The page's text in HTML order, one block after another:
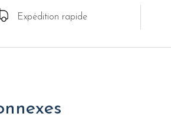
Expédition rapide